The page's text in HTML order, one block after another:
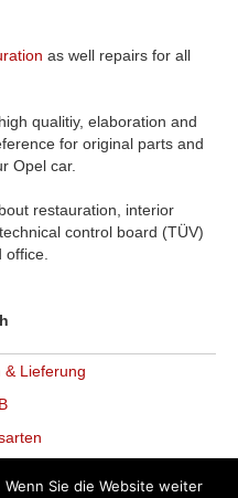
as well repairs for all
qualitiy, elaboration and
for original parts and
Opel car.
restauration, interior
control board (TÜV)
& Lieferung
Sie die Website weiter